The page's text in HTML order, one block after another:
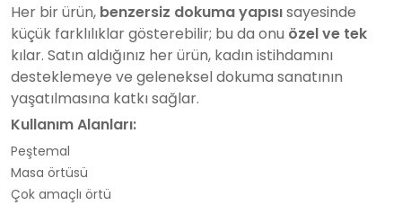
Her bir ürün, benzersiz dokuma yapısısayesinde
küçük farklılıklar gösterebilir; bu da onu özel ve tek
kılar. Satın aldığınız her ürün, kadın istihdamını
desteklemeye ve geleneksel dokuma sanatının
yaşatılmasına katkı sağlar.
Kullanım Alanları:
Peştemal
Masa örtüsü
Çok amaçlı örtü